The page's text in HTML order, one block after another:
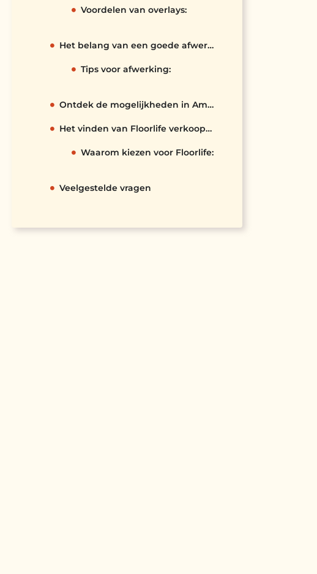
Voordelen van overlays:
Het belang van een goede afwerking
Tips voor afwerking:
Ontdek de mogelijkheden in Amersfoort
Het vinden van Floorlife verkooppunten
Waarom kiezen voor Floorlife:
Veelgestelde vragen